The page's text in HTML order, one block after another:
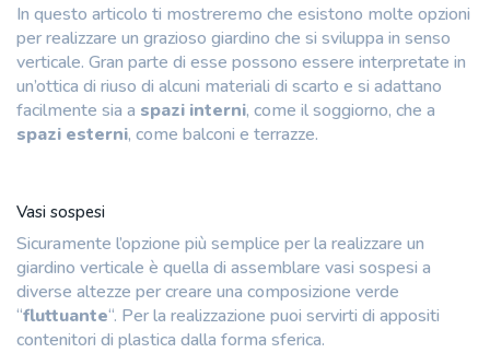
In questo articolo ti mostreremo che esistono molte opzioni
per realizzare un grazioso giardino che si sviluppa in senso
verticale. Gran parte di esse possono essere interpretate in
un’ottica di riuso di alcuni materiali di scarto e si adattano
facilmente sia a spazi interni, come il soggiorno, che a
spazi esterni, come balconi e terrazze.
Vasi sospesi
Sicuramente l’opzione più semplice per la realizzare un
giardino verticale è quella di assemblare vasi sospesi a
diverse altezze per creare una composizione verde
“fluttuante“. Per la realizzazione puoi servirti di appositi
contenitori di plastica dalla forma sferica.